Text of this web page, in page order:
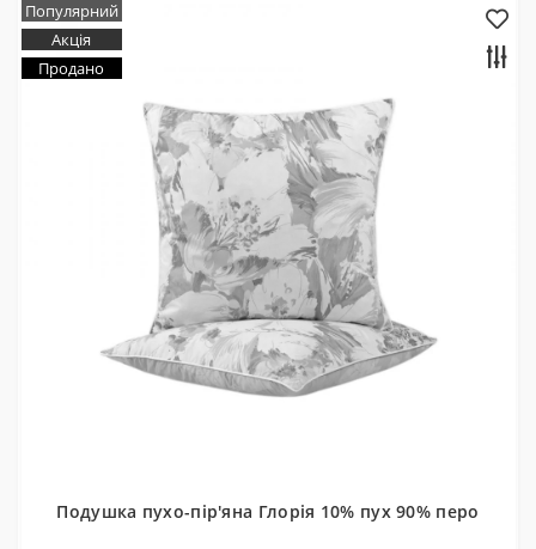
Популярний
Акція
Продано
Подушка пухо-пір'яна Глорія 10% пух 90% перо